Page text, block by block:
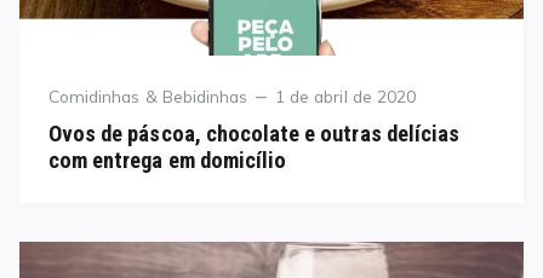
Category
Comidinhas & Bebidinhas
Posted
1 de abril de 2020
Ovos de páscoa, chocolate e outras delícias
com entrega em domicílio